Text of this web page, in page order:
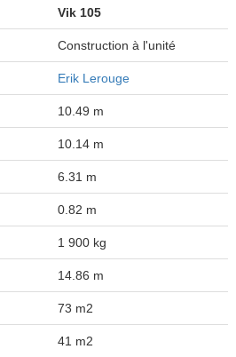
Vik 105
Construction à l'unité
Erik Lerouge
10.49 m
10.14 m
6.31 m
0.82 m
1 900 kg
14.86 m
73 m2
41 m2